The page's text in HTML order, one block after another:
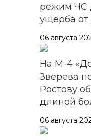
режим ЧС
ущерба от
06 августа
На М-4
Зверева
Ростову
длиной
06 августа